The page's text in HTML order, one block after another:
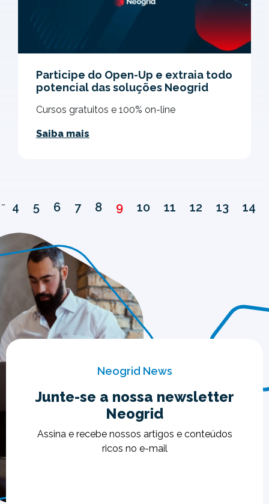
Participe do Open-Up e extraia todo
potencial das soluções Neogrid
Cursos gratuitos e 100% on-line
Saiba mais
… 4 5 6 7 8 9 10 11 12 13 14
Neogrid News
Junte-se a nossa newsletter
Neogrid
Assina e recebe nossos artigos e conteúdos
ricos no e-mail